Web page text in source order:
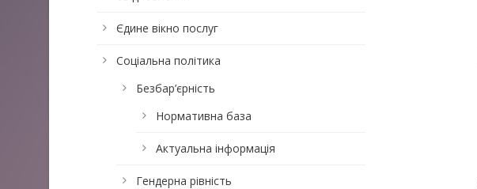
Єдине вікно послуг
Соціальна політика
Безбар’єрність
Нормативна база
Актуальна інформація
Гендерна рівність